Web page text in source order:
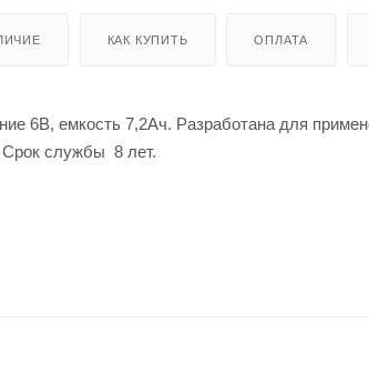
КАК КУПИТЬ ОПЛАТА
6В, емкость 7,2Ач. Разработана для
Срок службы 8 лет.